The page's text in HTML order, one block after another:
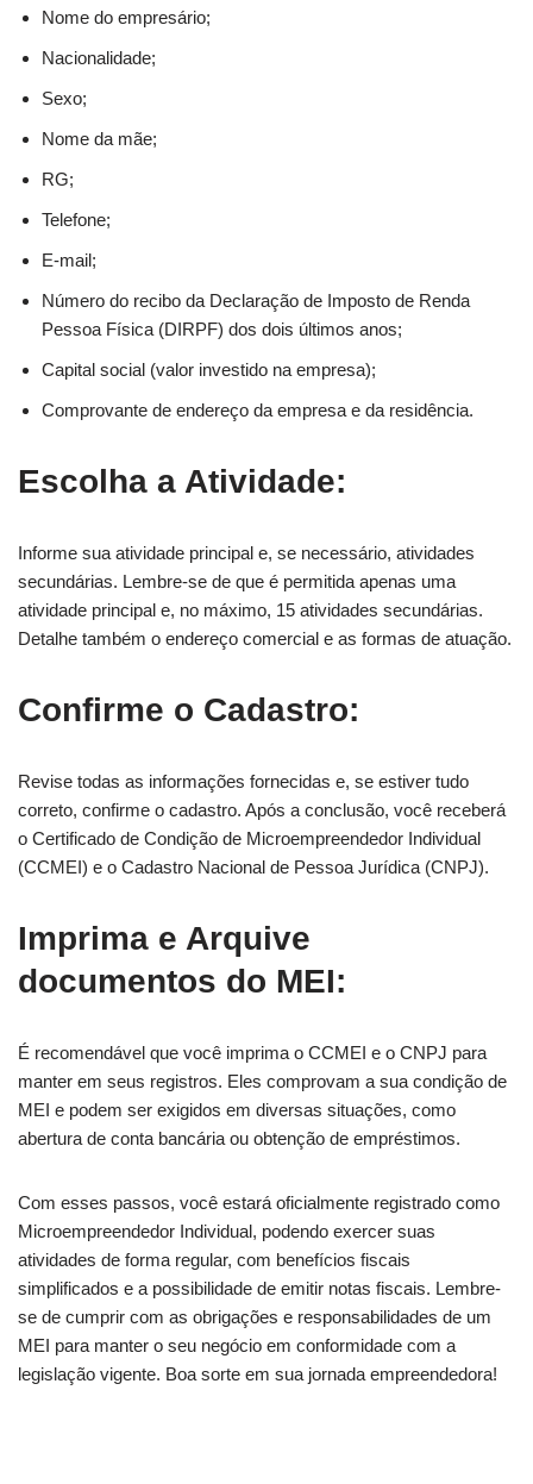
Nome do empresário;
Nacionalidade;
Sexo;
Nome da mãe;
RG;
Telefone;
E-mail;
Número do recibo da Declaração de Imposto de Renda
Pessoa Física (DIRPF) dos dois últimos anos;
Capital social (valor investido na empresa);
Comprovante de endereço da empresa e da residência.
Escolha a Atividade:
Informe sua atividade principal e, se necessário, atividades
secundárias. Lembre-se de que é permitida apenas uma
atividade principal e, no máximo, 15 atividades secundárias.
Detalhe também o endereço comercial e as formas de atuação.
Confirme o Cadastro:
Revise todas as informações fornecidas e, se estiver tudo
correto, confirme o cadastro. Após a conclusão, você receberá
o Certificado de Condição de Microempreendedor Individual
(CCMEI) e o Cadastro Nacional de Pessoa Jurídica (CNPJ).
Imprima e Arquive
documentos do MEI:
É recomendável que você imprima o CCMEI e o CNPJ para
manter em seus registros. Eles comprovam a sua condição de
MEI e podem ser exigidos em diversas situações, como
abertura de conta bancária ou obtenção de empréstimos.
Com esses passos, você estará oficialmente registrado como
Microempreendedor Individual, podendo exercer suas
atividades de forma regular, com benefícios fiscais
simplificados e a possibilidade de emitir notas fiscais. Lembre-
se de cumprir com as obrigações e responsabilidades de um
MEI para manter o seu negócio em conformidade com a
legislação vigente. Boa sorte em sua jornada empreendedora!